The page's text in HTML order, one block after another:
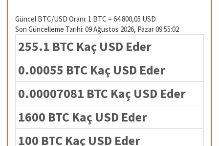
Güncel BTC/USD Oranı: 1 BTC = 64.800,05 USD
Son Güncelleme Tarihi: 09 Ağustos 2026, Pazar 09:55:02
255.1 BTC Kaç USD Eder
0.00055 BTC Kaç USD Eder
0.00007081 BTC Kaç USD Eder
1600 BTC Kaç USD Eder
100 BTC Kaç USD Eder